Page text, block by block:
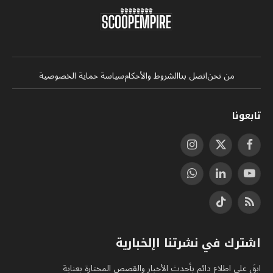
من نحناتصل بناالشروط والأحكامسياسة حماية الخصوصية
تابعونا
فيسبوكX
(Twitter)
الانستغرام
يوتيوب لينكدإنواتساب
RSS
تيكتوك
اشترك في نشرتنا اإلخبارية
ابقَ على اطلاع دائم بأحدث الأخبار والقصص المختارة بعناية